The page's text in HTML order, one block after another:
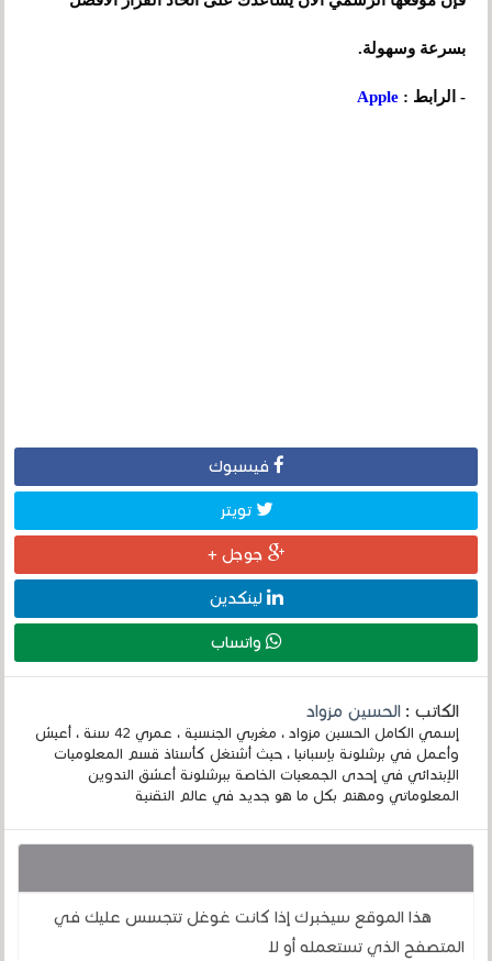
بسرعة وسهولة.
- الرابط :Apple
فيسبوك
تويتر
جوجل +
لينكدين
واتساب
الكاتب :الحسين مزواد
إسمي الكامل الحسين مزواد ، مغربي الجنسية ، عمري 42 سنة ، أعيش
وأعمل في برشلونة بإسبانيا ، حيث أشتغل كأستاذ قسم المعلوميات
الإبتدائي في إحدى الجمعيات الخاصة ببرشلونة أعشق التدوين
المعلوماتي ومهتم بكل ما هو جديد في عالم التقنية
هذا الموقع سيخبرك إذا كانت غوغل تتجسس عليك في
المتصفح الذي تستعمله أو لا